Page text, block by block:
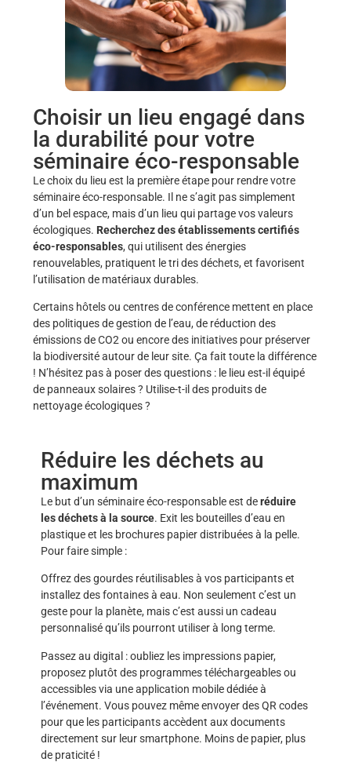
Choisir un lieu engagé dans
la durabilité pour votre
séminaire éco-responsable
Le choix du lieu est la première étape pour rendre votre
séminaire éco-responsable. Il ne s’agit pas simplement
d’un bel espace, mais d’un lieu qui partage vos valeurs
écologiques. Recherchez des établissements certifiés
éco-responsables, qui utilisent des énergies
renouvelables, pratiquent le tri des déchets, et favorisent
l’utilisation de matériaux durables.
Certains hôtels ou centres de conférence mettent en place
des politiques de gestion de l’eau, de réduction des
émissions de CO2 ou encore des initiatives pour préserver
la biodiversité autour de leur site. Ça fait toute la différence
! N’hésitez pas à poser des questions : le lieu est-il équipé
de panneaux solaires ? Utilise-t-il des produits de
nettoyage écologiques ?
Réduire les déchets au
maximum
Le but d’un séminaire éco-responsable est deréduire
les déchets à la source. Exit les bouteilles d’eau en
plastique et les brochures papier distribuées à la pelle.
Pour faire simple :
Offrez des gourdes réutilisables à vos participants et
installez des fontaines à eau. Non seulement c’est un
geste pour la planète, mais c’est aussi un cadeau
personnalisé qu’ils pourront utiliser à long terme.
Passez au digital : oubliez les impressions papier,
proposez plutôt des programmes téléchargeables ou
accessibles via une application mobile dédiée à
l’événement. Vous pouvez même envoyer des QR codes
pour que les participants accèdent aux documents
directement sur leur smartphone. Moins de papier, plus
de praticité !